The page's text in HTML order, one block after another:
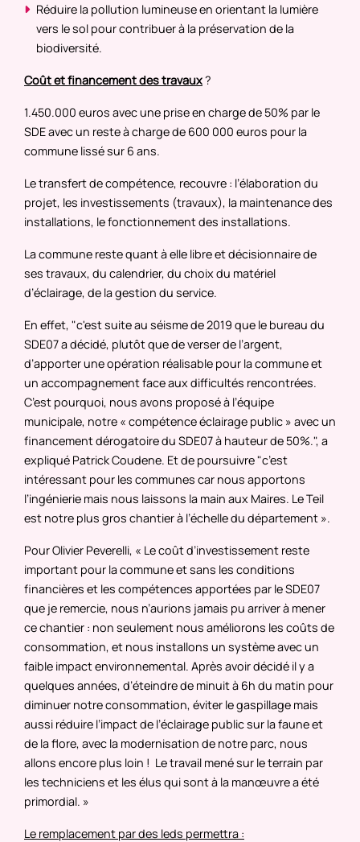
Réduire la pollution lumineuse en orientant la lumière
vers le sol pour contribuer à la préservation de la
biodiversité.
Coût et financement des travaux?
1.450.000 euros avec une prise en charge de 50% par le
SDE avec un reste à charge de 600 000 euros pour la
commune lissé sur 6 ans.
Le transfert de compétence, recouvre : l’élaboration du
projet, les investissements (travaux), la maintenance des
installations, le fonctionnement des installations.
La commune reste quant à elle libre et décisionnaire de
ses travaux, du calendrier, du choix du matériel
d’éclairage, de la gestion du service.
En effet, "c'est suite au séisme de 2019 que le bureau du
SDE07 a décidé, plutôt que de verser de l’argent,
d’apporter une opération réalisable pour la commune et
un accompagnement face aux difficultés rencontrées.
C’est pourquoi, nous avons proposé à l’équipe
municipale, notre « compétence éclairage public » avec un
financement dérogatoire du SDE07 à hauteur de 50%.", a
expliqué Patrick Coudene. Et de poursuivre "c’est
intéressant pour les communes car nous apportons
l’ingénierie mais nous laissons la main aux Maires. Le Teil
est notre plus gros chantier à l’échelle du département ».
Pour Olivier Peverelli, « Le coût d’investissement reste
important pour la commune et sans les conditions
financières et les compétences apportées par le SDE07
que je remercie, nous n’aurions jamais pu arriver à mener
ce chantier : non seulement nous améliorons les coûts de
consommation, et nous installons un système avec un
faible impact environnemental. Après avoir décidé il y a
quelques années, d’éteindre de minuit à 6h du matin pour
diminuer notre consommation, éviter le gaspillage mais
aussi réduire l’impact de l’éclairage public sur la faune et
de la flore, avec la modernisation de notre parc, nous
allons encore plus loin ! Le travail mené sur le terrain par
les techniciens et les élus qui sont à la manœuvre a été
primordial. »
Le remplacement par des leds permettra :